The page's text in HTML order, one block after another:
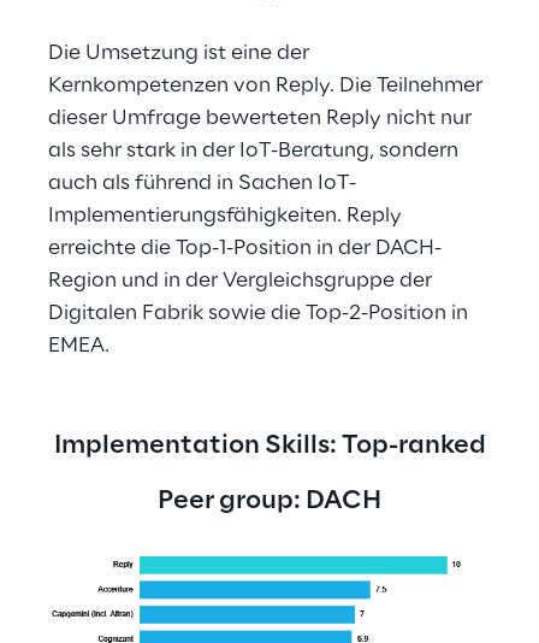
Die Umsetzung ist eine der
Kernkompetenzen von Reply. Die Teilnehmer
dieser Umfrage bewerteten Reply nicht nur
als sehr stark in der IoT-Beratung, sondern
auch als führend in Sachen IoT-
Implementierungsfähigkeiten. Reply
erreichte die Top-1-Position in der DACH-
Region und in der Vergleichsgruppe der
Digitalen Fabrik sowie die Top-2-Position in
EMEA.
Implementation Skills: Top-ranked
Peer group: DACH